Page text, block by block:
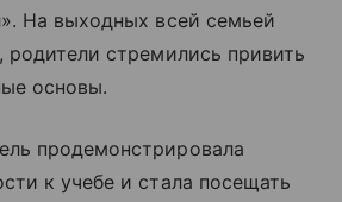
На выходных всей семьей
родители стремились привить
основы.
продемонстрировала
к учебе и стала посещать